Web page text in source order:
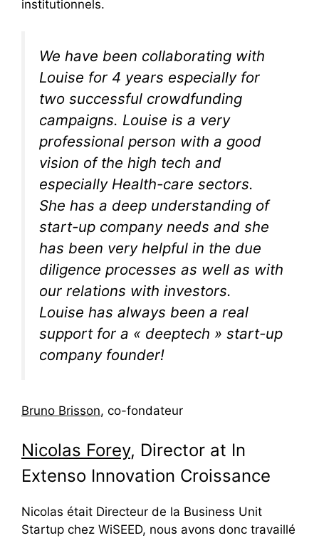
institutionnels.
We have been collaborating with
Louise for 4 years especially for
two successful crowdfunding
campaigns. Louise is a very
professional person with a good
vision of the high tech and
especially Health-care sectors.
She has a deep understanding of
start-up company needs and she
has been very helpful in the due
diligence processes as well as with
our relations with investors.
Louise has always been a real
support for a « deeptech » start-up
company founder!
Bruno Brisson, co-fondateur
Nicolas Forey, Director at In
Extenso Innovation Croissance
Nicolas était Directeur de la Business Unit
Startup chez WiSEED, nous avons donc travaillé